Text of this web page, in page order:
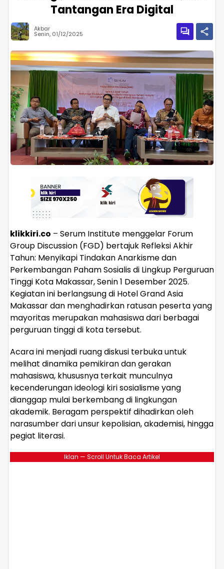
Tantangan Era Digital
Akbar
Senin, 01/12/2025
klikkiri.co – Serum Institute menggelar Forum
Group Discussion (FGD) bertajuk Refleksi Akhir
Tahun: Menyikapi Tindakan Anarkisme dan
Perkembangan Paham Sosialis di Lingkup Perguruan
Tinggi Kota Makassar, Senin 1 Desember 2025.
Kegiatan ini berlangsung di Hotel Grand Asia
Makassar dan menghadirkan ratusan peserta yang
mayoritas merupakan mahasiswa dari berbagai
perguruan tinggi di kota tersebut.
Acara ini menjadi ruang diskusi terbuka untuk
melihat dinamika pemikiran dan gerakan
mahasiswa, khususnya terkait munculnya
kecenderungan ideologi kiri sosialisme yang
dianggap mulai berkembang di lingkungan
akademik. Beragam perspektif dihadirkan oleh
narasumber dari unsur kepolisian, akademisi, hingga
pegiat literasi.
Iklan — Scroll Untuk Baca Artikel